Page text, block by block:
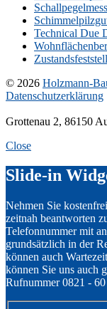
Technical Due
© 2026 Holzmann-
Datenschutzerklärung
Grottenau 2, 86150
Close
Slide-in
Nehmen Sie
zeitnah beantworten
Telefonnummer mit
grundsätzlich in der
können auch
können Sie uns auch
Rufnummer 0821 -